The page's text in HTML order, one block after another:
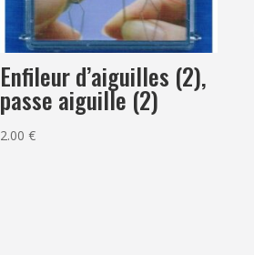
Enfileur d’aiguilles (2),
passe aiguille (2)
2.00€